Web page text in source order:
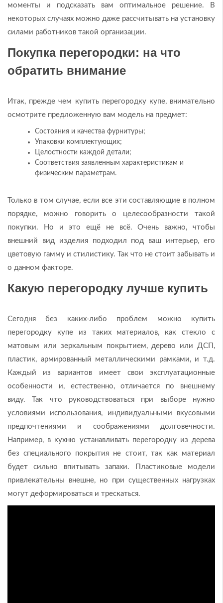
моменты и подсказать вам оптимальное решение. В
некоторых случаях можно даже рассчитывать на установку
силами работников такой организации.
Покупка перегородки: на что
обратить внимание
Итак, прежде чем купить перегородку купе, внимательно
осмотрите предложенную вам модель на предмет:
Состояния и качества фурнитуры;
Упаковки комплектующих;
Целостности каждой детали;
Соответствия заявленным характеристикам и
физическим параметрам.
Только в том случае, если все эти составляющие в полном
порядке, можно говорить о целесообразности такой
покупки. Но и это ещё не всё. Очень важно, чтобы
внешний вид изделия подходил под ваш интерьер, его
цветовую гамму и стилистику. Так что не стоит забывать и
о данном факторе.
Какую перегородку лучше купить
Сегодня без каких-либо проблем можно купить
перегородку купе из таких материалов, как стекло с
матовым или зеркальным покрытием, дерево или ДСП,
пластик, армированный металлическими рамками, и т.д.
Каждый из вариантов имеет свои эксплуатационные
особенности и, естественно, отличается по внешнему
виду. Так что руководствоваться при выборе нужно
условиями использования, индивидуальными вкусовыми
предпочтениями и соображениями долговечности.
Например, в кухню устанавливать перегородку из дерева
без специального покрытия не стоит, так как материал
будет сильно впитывать запахи. Пластиковые модели
привлекательны внешне, но при существенных нагрузках
могут деформироваться и трескаться.